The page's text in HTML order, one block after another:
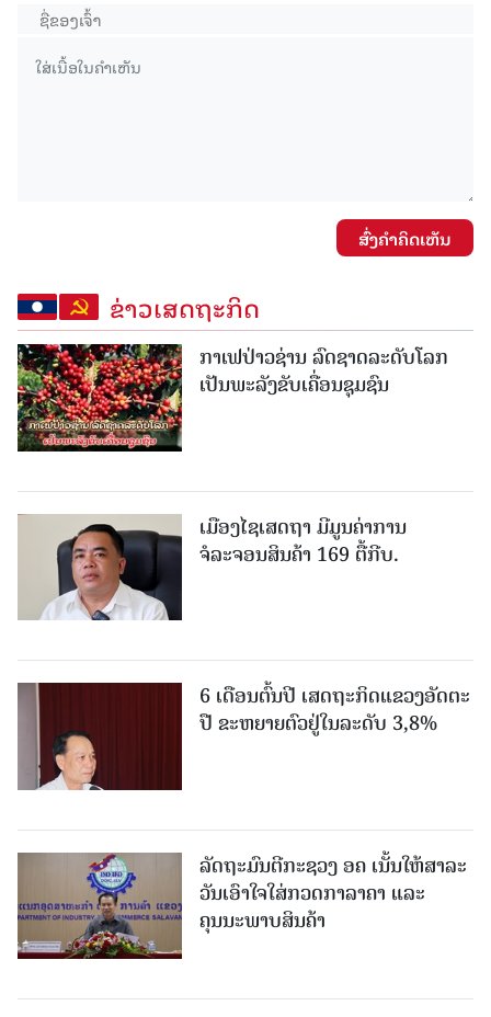
ສົ່ງຄໍາຄິດເຫັນ
ຂ່າວເສດຖະກິດ
ກາເຟປ່າວຊ່ານ ລົດຊາດລະດັບໂລກ
ເປັນພະລັງຂັບເຄື່ອນຊຸມຊົນ
ເມືອງໄຊເສດຖາ ມີມູນຄ່າການ
ຈໍລະຈອນສິນຄ້າ 169 ຕື້ກີບ.
6 ເດືອນຕົ້ນປີ ເສດຖະກິດແຂວງອັດຕະ
ປື ຂະຫຍາຍຕົວຢູ່ໃນລະດັບ 3,8%
ລັດຖະມົນຕີກະຊວງ ອຄ ເນັ້ນໃຫ້ສາລະ
ວັນເອົາໃຈໃສ່ກວດກາລາຄາ ແລະ
ຄຸນນະພາບສິນຄ້າ